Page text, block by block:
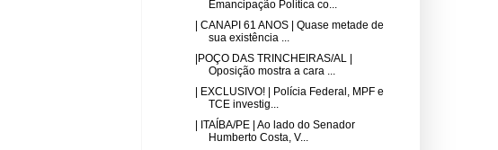
Emancipação Política co...
| CANAPI 61 ANOS | Quase metade de
sua existência ...
|POÇO DAS TRINCHEIRAS/AL |
Oposição mostra a cara ...
| EXCLUSIVO! | Polícia Federal, MPF e
TCE investig...
| ITAÍBA/PE | Ao lado do Senador
Humberto Costa, V...